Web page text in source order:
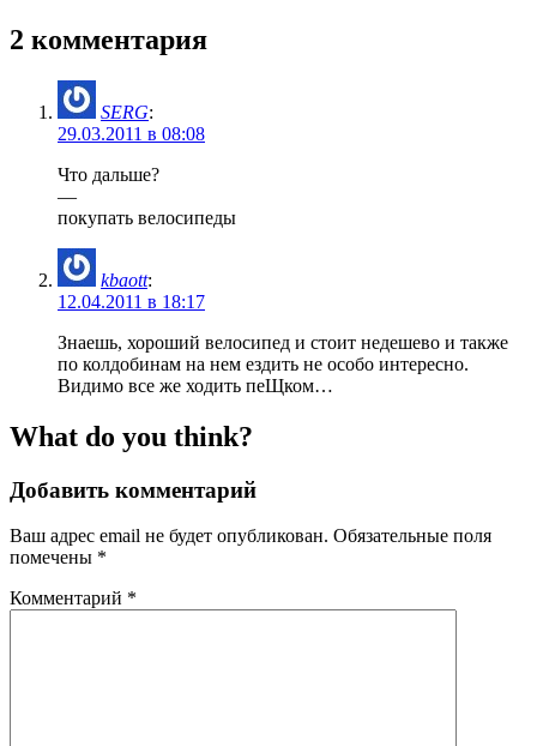
2 комментария
SERG:
29.03.2011 в 08:08
Что дальше?
—
покупать велосипеды
kbaott:
12.04.2011 в 18:17
Знаешь, хороший велосипед и стоит недешево и также
по колдобинам на нем ездить не особо интересно.
Видимо все же ходить пеЩком…
What do you think?
Добавить комментарий
Ваш адрес email не будет опубликован. Обязательные поля
помечены *
Комментарий *